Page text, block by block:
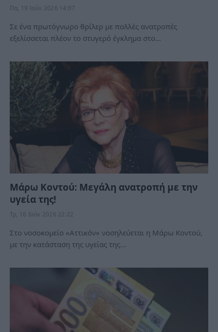
Πα, 19 Ιούν 2026 14:07
Σε ένα πρωτόγνωρο θρίλερ με πολλές ανατροπές
εξελίσσεται πλέον το στυγερό έγκλημα στο…
Μάρω Κοντού: Μεγάλη ανατροπή με την
υγεία της!
Τρ, 16 Ιούν 2026 22:22
Στο νοσοκομείο «Αττικόν» νοσηλεύεται η Μάρω Κοντού,
με την κατάσταση της υγείας της…